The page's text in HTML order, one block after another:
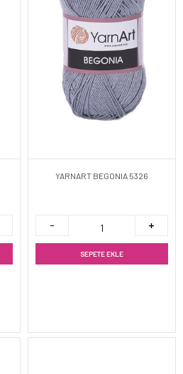
YARNART BEGONIA 5326
SEPETE EKLE